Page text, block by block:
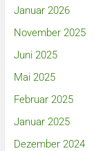
Januar 2026
November 2025
Juni 2025
Mai 2025
Februar 2025
Januar 2025
Dezember 2024